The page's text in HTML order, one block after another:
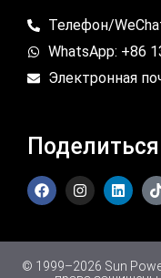
Телефон/
WhatsApp: +86
Электронная
© 1999–2026 Sun